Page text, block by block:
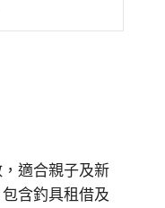
適合親子及新
含釣具租借及